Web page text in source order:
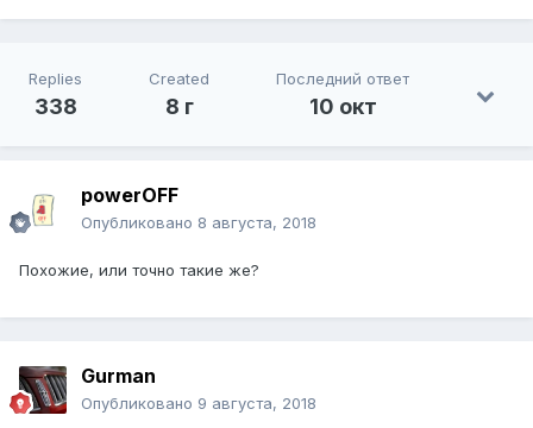
Replies
338
Created
8 г
Последний ответ
10 окт
powerOFF
Опубликовано 8 августа, 2018
Похожие, или точно такие же?
Gurman
Опубликовано 9 августа, 2018